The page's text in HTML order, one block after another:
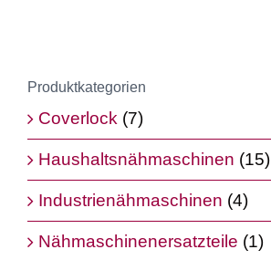
Produktkategorien
Coverlock (7)
Haushaltsnähmaschinen (15)
Industrienähmaschinen (4)
Nähmaschinenersatzteile (1)